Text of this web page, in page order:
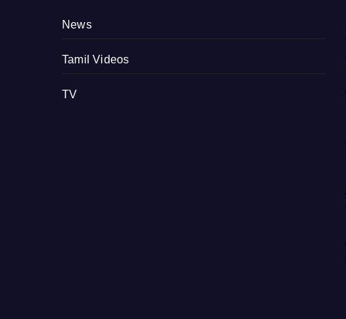
News
Tamil Videos
TV